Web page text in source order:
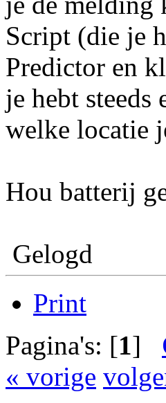
Script (die je
Predictor en
je hebt
welke locatie
Hou batterij
Gelogd
Print
Pagina's: [1]
« vorige